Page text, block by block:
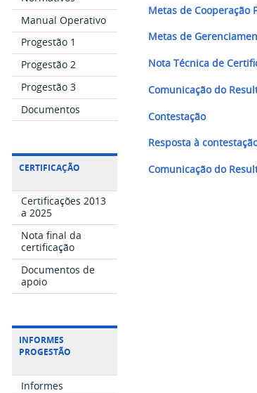
Manual Operativo
Progestão 1
Progestão 2
Progestão 3
Documentos
CERTIFICAÇÃO
Certificações 2013
a 2025
Nota final da
certificação
Documentos de
apoio
INFORMES
PROGESTÃO
Informes
Metas de Cooperação
Metas de
Nota Técnica de
Comunicação do
Contestação
Resposta à
Comunicação do